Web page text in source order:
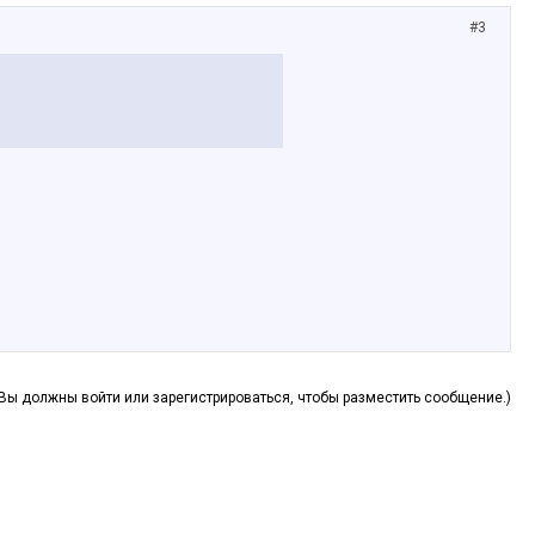
#3
должны войти или зарегистрироваться, чтобы разместить сообщение.)